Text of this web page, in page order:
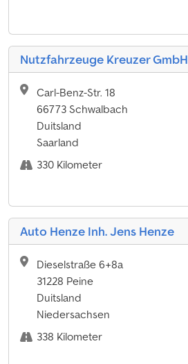
Nutzfahrzeuge Kreuzer GmbH
Carl-Benz-Str. 18
66773 Schwalbach
Duitsland
Saarland
330 Kilometer
Auto Henze Inh. Jens Henze
Dieselstraße 6+8a
31228 Peine
Duitsland
Niedersachsen
338 Kilometer